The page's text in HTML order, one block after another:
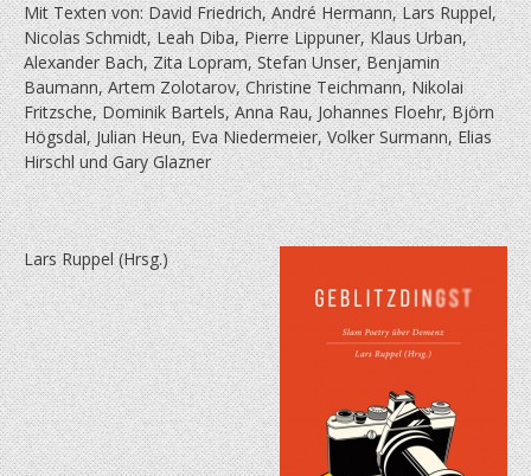
Mit Texten von: David Friedrich, André Hermann, Lars Ruppel,
Nicolas Schmidt, Leah Diba, Pierre Lippuner, Klaus Urban,
Alexander Bach, Zita Lopram, Stefan Unser, Benjamin
Baumann, Artem Zolotarov, Christine Teichmann, Nikolai
Fritzsche, Dominik Bartels, Anna Rau, Johannes Floehr, Björn
Högsdal, Julian Heun, Eva Niedermeier, Volker Surmann, Elias
Hirschl und Gary Glazner
Lars Ruppel (Hrsg.)